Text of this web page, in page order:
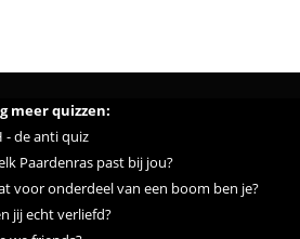
meer quizzen:
- de anti quiz
Paardenras past bij jou?
voor onderdeel van een boom ben je?
jij echt verliefd?